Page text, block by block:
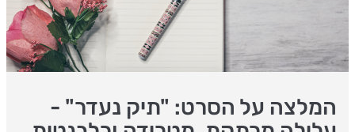
המלצה על הסרט: "תיק נעדר" -